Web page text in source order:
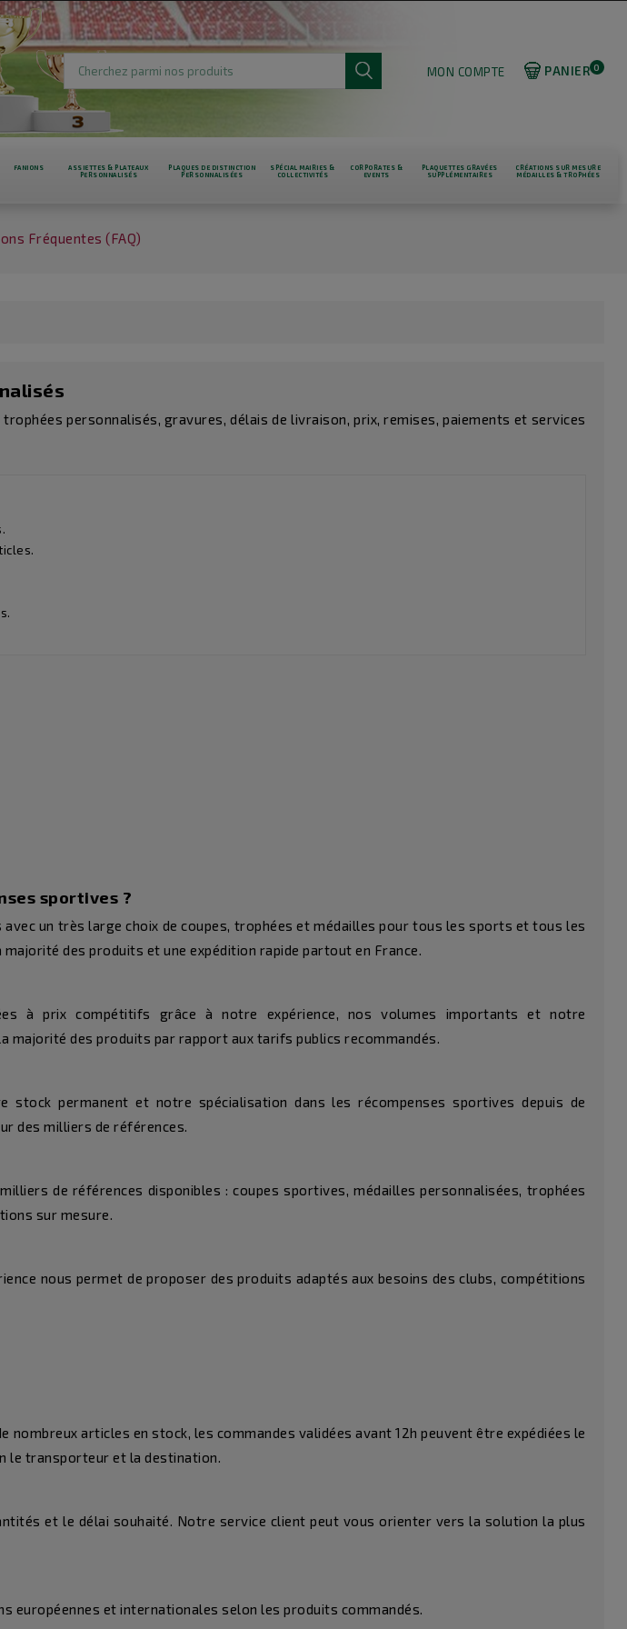
PANIER 0
MON COMPTE
FANIONS
ASSIETTES & PLATEAUX
PERSONNALISÉS
PLAQUES DE DISTINCTION
PERSONNALISÉES
SPÉCIAL MAIRIES &
COLLECTIVITÉS
CORPORATES &
EVENTS
PLAQUETTES GRAVÉES
SUPPLÉMENTAIRES
CRÉATIONS SUR MESURE
MÉDAILLES & TROPHÉES
Fréquentes (FAQ)
personnalisés, gravures, délais de livraison, prix, remises, paiements et services
sportives ?
un très large choix de coupes, trophées et médailles pour tous les sports et tous les
des produits et une expédition rapide partout en France.
à prix compétitifs grâce à notre expérience, nos volumes importants et notre
majorité des produits par rapport aux tarifs publics recommandés.
permanent et notre spécialisation dans les récompenses sportives depuis de
des milliers de références.
de références disponibles : coupes sportives, médailles personnalisées, trophées
sur mesure.
nous permet de proposer des produits adaptés aux besoins des clubs, compétitions
articles en stock, les commandes validées avant 12h peuvent être expédiées le
le transporteur et la destination.
et le délai souhaité. Notre service client peut vous orienter vers la solution la plus
européennes et internationales selon les produits commandés.